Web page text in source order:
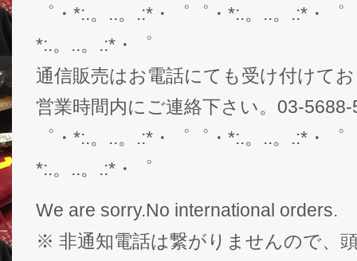
゜・*:.。..。.:*・゜゜・*:.。..。.:*・
*:.。..。.:*・゜
通信販売はお電話にても受け付けて
営業時間内にご連絡下さい。03-5688-
゜・*:.。..。.:*・゜゜・*:.。..。.:*・
*:.。..。.:*・゜
We are sorry.No international orders.
※ 非通知電話は繋がりませんので、